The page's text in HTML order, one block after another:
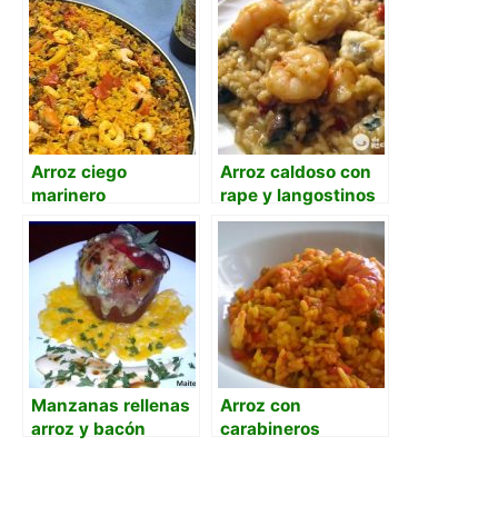
Arroz ciego
marinero
Arroz caldoso con
rape y langostinos
Manzanas rellenas
arroz y bacón
Arroz con
carabineros